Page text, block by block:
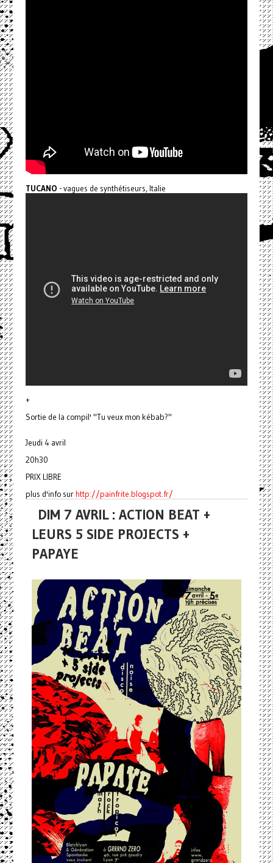
TUCANO - vagues de synthétiseurs, Italie
+
Sortie de la compil' "Tu veux mon kébab?"
Jeudi 4 avril
20h30
PRIX LIBRE
plus d'info surhttp://painfrite.blogspot.fr/
DIM 7 AVRIL : ACTION BEAT +
LEURS 5 SIDE PROJECTS +
PAPAYE